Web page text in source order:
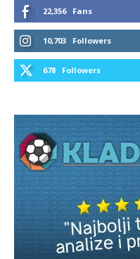
22,356 Fans
10,703 Followers
678 Followers